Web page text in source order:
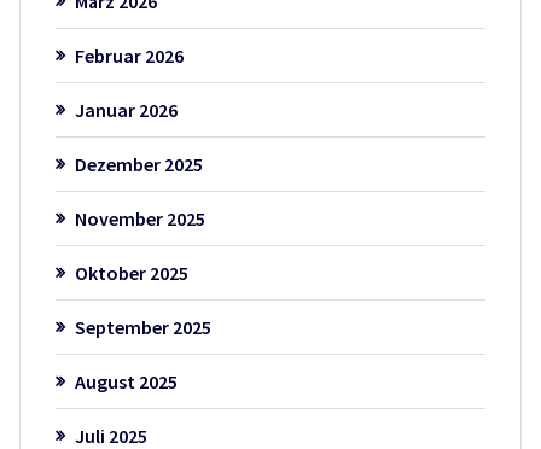
Februar 2026
Januar 2026
Dezember 2025
November 2025
Oktober 2025
September 2025
August 2025
Juli 2025